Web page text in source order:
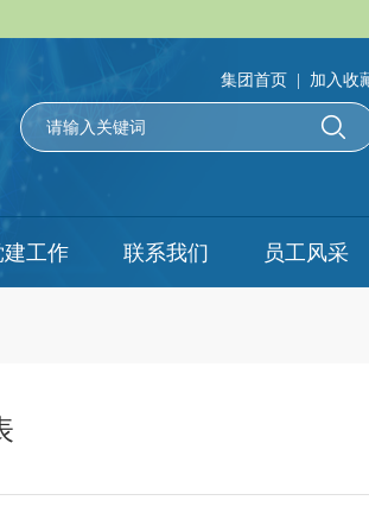
集团首页 加入收
建工作 联系我们 员工风采